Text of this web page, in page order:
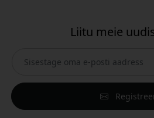
Liitu meie